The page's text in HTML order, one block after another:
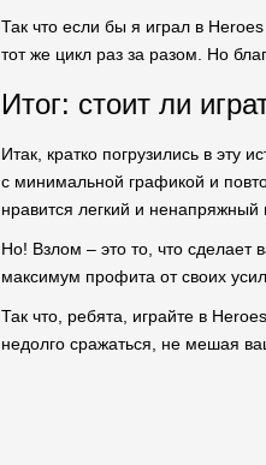
Так что если бы я играл в
тот же цикл раз за разом. Но
Итог: стоит ли
Итак, кратко погрузились в
с минимальной графикой и
нравится легкий и
Но! Взлом – это то, что сделает
максимум профита от своих
Так что, ребята, играйте в
недолго сражаться, не мешая